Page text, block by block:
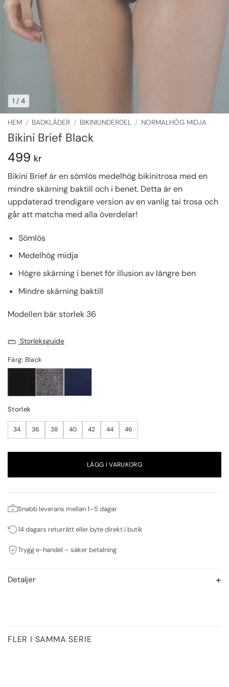
1 / 4
HEM / BADKLÄDER / BIKINIUNDERDEL / NORMALHÖG MIDJA
Bikini Brief Black
499 kr
Bikini Brief är en sömlös medelhög bikinitrosa med en
mindre skärning baktill och i benet. Detta är en
uppdaterad trendigare version av en vanlig tai trosa och
går att matcha med alla överdelar!
Sömlös
Medelhög midja
Högre skärning i benet för illusion av längre ben
Mindre skärning baktill
Modellen bär storlek 36
Storleksguide
Färg: Black
Storlek
34 36 38 40 42 44 46
LÄGG I VARUKORG
Snabb leverans mellan 1–5 dagar
14 dagars returrätt eller byte direkt i butik
Trygg e-handel – säker betalning
Detaljer
FLER I SAMMA SERIE